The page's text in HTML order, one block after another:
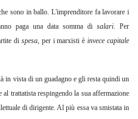
sono in ballo. L'imprenditore fa lavorare i
paga una data somma di salari. Per
di spesa, per i marxisti èinvece capitale
in vista di un guadagno e gli resta quindi un
trattatista respingendo la sua affermazione
di dirigente. Al più essa va smistata in